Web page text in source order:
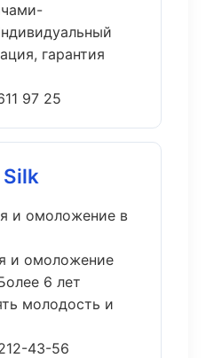
гарантия
97 25
и омоложение в
и омоложение
6 лет
молодость и
43-56